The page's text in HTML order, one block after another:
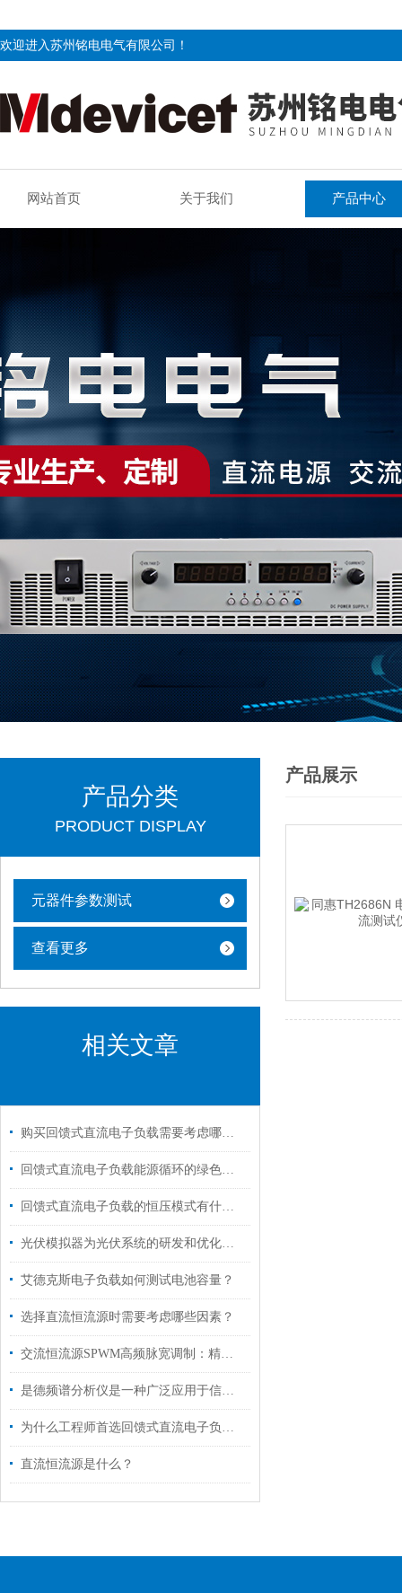
欢迎进入苏州铭电电气有限公司！
网站首页 关于我们 产品中心
产品分类
PRODUCT DISPLAY
元器件参数测试
查看更多
相关文章
购买回馈式直流电子负载需要考虑哪些要素？
回馈式直流电子负载能源循环的绿色引擎
回馈式直流电子负载的恒压模式有什么用途?
光伏模拟器为光伏系统的研发和优化提供了高效的工具
艾德克斯电子负载如何测试电池容量？
选择直流恒流源时需要考虑哪些因素？
交流恒流源SPWM高频脉宽调制：精准控流与高效能转换的技术突破
是德频谱分析仪是一种广泛应用于信号处理和通信领域的仪器
为什么工程师首选回馈式直流电子负载进行电源测试？
直流恒流源是什么？
产品展示